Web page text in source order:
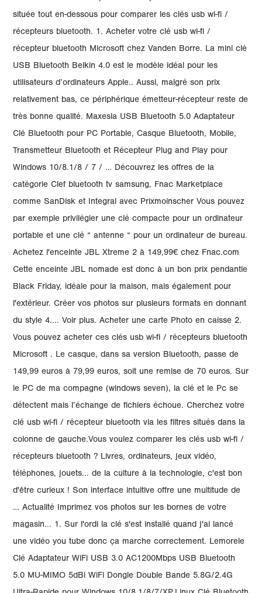
située tout en-dessous pour comparer les clés usb wi-fi /
récepteurs bluetooth. 1. Acheter votre clé usb wi-fi /
récepteur bluetooth Microsoft chez Vanden Borre. La mini clé
USB Bluetooth Belkin 4.0 est le modèle idéal pour les
utilisateurs d’ordinateurs Apple.. Aussi, malgré son prix
relativement bas, ce périphérique émetteur-récepteur reste de
très bonne qualité. Maxesla USB Bluetooth 5.0 Adaptateur
Clé Bluetooth pour PC Portable, Casque Bluetooth, Mobile,
Transmetteur Bluetooth et Récepteur Plug and Play pour
Windows 10/8.1/8 / 7 / … Découvrez les offres de la
catégorie Clef bluetooth tv samsung, Fnac Marketplace
comme SanDisk et Integral avec Prixmoinscher Vous pouvez
par exemple privilégier une clé compacte pour un ordinateur
portable et une clé “ antenne “ pour un ordinateur de bureau.
Achetez l'enceinte JBL Xtreme 2 à 149,99€ chez Fnac.com
Cette enceinte JBL nomade est donc à un bon prix pendantle
Black Friday, idéale pour la maison, mais également pour
l'extérieur. Créer vos photos sur plusieurs formats en donnant
du style 4.... Voir plus. Acheter une carte Photo en caisse 2.
Vous pouvez acheter ces clés usb wi-fi / récepteurs bluetooth
Microsoft . Le casque, dans sa version Bluetooth, passe de
149,99 euros à 79,99 euros, soit une remise de 70 euros. Sur
le PC de ma compagne (windows seven), la clé et le Pc se
détectent mais l’échange de fichiers échoue. Cherchez votre
clé usb wi-fi / récepteur bluetooth via les filtres situés dans la
colonne de gauche.Vous voulez comparer les clés usb wi-fi /
récepteurs bluetooth ? Livres, ordinateurs, jeux vidéo,
téléphones, jouets... de la culture à la technologie, c'est bon
d'être curieux ! Son interface intuitive offre une multitude de
… Actualité Imprimez vos photos sur les bornes de votre
magasin... 1. Sur l'ordi la clé s'est installé quand j'ai lancé
une vidéo you tube donc ça marche correctement. Lemorele
Clé Adaptateur WiFi USB 3.0 AC1200Mbps USB Bluetooth
5.0 MU-MIMO 5dBi WiFi Dongle Double Bande 5.8G/2.4G